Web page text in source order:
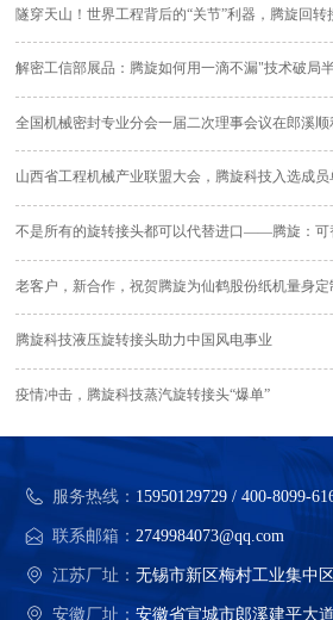
隧穿天山！世界工程背后的“关节”利器，腾旋回转
解密工信部展品：腾旋如何用一滴不漏"技术破局
全国机械密封专业分会一届二次理事会议在郎溪顺
山西省工程机械产业联盟大会，腾旋科技入选成员
不是所有的旋转接头都可以代替进口——腾旋：可
老客户，新合作，祝贺腾旋为仙鹤股份纸机量身
腾旋科技液压旋转接头助力中国风电事业
疫情冲击，腾旋科技蒸汽旋转接头“爆单”
服务热线： 15950129729 / 400-8099-
联系邮箱： 2749984073@qq.com
江苏厂址：无锡市新区梅村工业集中
安徽厂址：安徽省宣城市郎溪建平大